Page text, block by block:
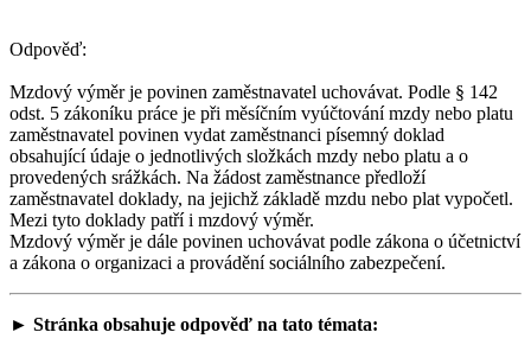
Odpověď:
Mzdový výměr je povinen zaměstnavatel uchovávat. Podle § 142
odst. 5 zákoníku práce je při měsíčním vyúčtování mzdy nebo platu
zaměstnavatel povinen vydat zaměstnanci písemný doklad
obsahující údaje o jednotlivých složkách mzdy nebo platu a o
provedených srážkách. Na žádost zaměstnance předloží
zaměstnavatel doklady, na jejichž základě mzdu nebo plat vypočetl.
Mezi tyto doklady patří i mzdový výměr.
Mzdový výměr je dále povinen uchovávat podle zákona o účetnictví
a zákona o organizaci a provádění sociálního zabezpečení.
► Stránka obsahuje odpověď na tato témata: